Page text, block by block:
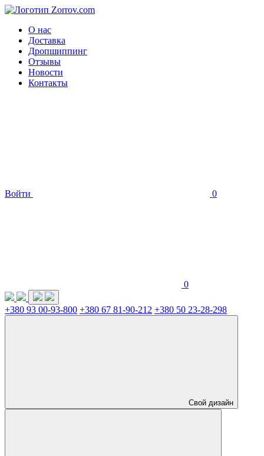
О нас
Доставка
Дропшиппинг
Отзывы
Новости
Контакты
Войти 0
0
+380 93 00-93-800 +380 67 81-90-212 +380 50 23-28-298
Свой дизайн